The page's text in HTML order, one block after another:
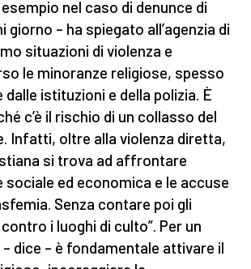
nel caso di denunce di
giorno – ha spiegato all’agenzia di
situazioni di violenza e
le minoranze religiose, spesso
dalle istituzioni e della polizia. È
c’è il rischio di un collasso del
Infatti, oltre alla violenza diretta,
si trova ad affrontare
sociale ed economica e le accuse
Senza contare poi gli
i luoghi di culto”. Per un
dice – è fondamentale attivare il